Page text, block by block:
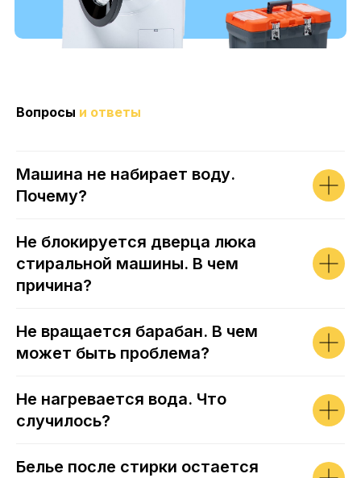
Вопросы и ответы
Машина не набирает воду.
Почему?
Не блокируется дверца люка
стиральной машины. В чем
причина?
Не вращается барабан. В чем
может быть проблема?
Не нагревается вода. Что
случилось?
Белье после стирки остается